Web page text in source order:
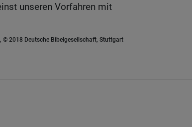
unseren Vorfahren mit
© 2018 Deutsche Bibelgesellschaft, Stuttgart